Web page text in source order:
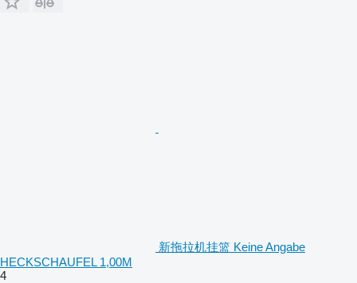
新拖拉机挂篮 Keine Angabe
HECKSCHAUFEL 1,00M
4